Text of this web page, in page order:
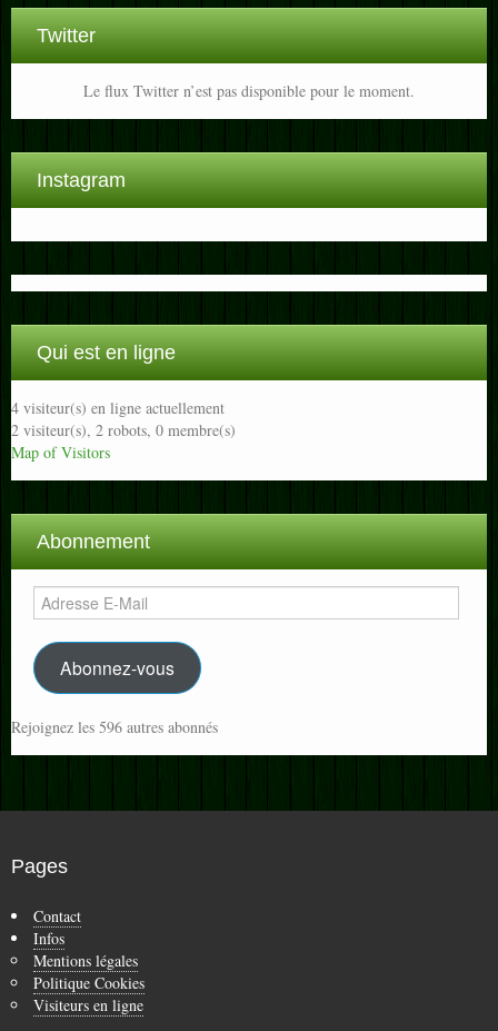
Twitter
Le flux Twitter n’est pas disponible pour le moment.
Instagram
Qui est en ligne
4 visiteur(s) en ligne actuellement
2 visiteur(s), 2 robots, 0 membre(s)
Map of Visitors
Abonnement
Adresse
E-
Mail
Abonnez-vous
Rejoignez les 596 autres abonnés
Pages
Contact
Infos
Mentions légales
Politique Cookies
Visiteurs en ligne